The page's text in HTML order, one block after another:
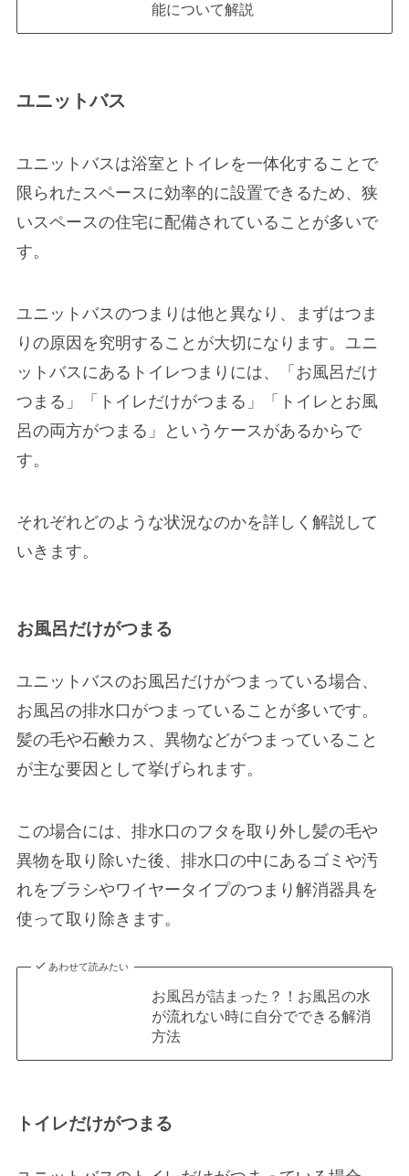
能について解説
ユニットバス
ユニットバスは浴室とトイレを一体化することで
限られたスペースに効率的に設置できるため、狭
いスペースの住宅に配備されていることが多いで
す。
ユニットバスのつまりは他と異なり、まずはつま
りの原因を究明することが大切になります。ユニ
ットバスにあるトイレつまりには、「お風呂だけ
つまる」「トイレだけがつまる」「トイレとお風
呂の両方がつまる」というケースがあるからで
す。
それぞれどのような状況なのかを詳しく解説して
いきます。
お風呂だけがつまる
ユニットバスのお風呂だけがつまっている場合、
お風呂の排水口がつまっていることが多いです。
髪の毛や石鹸カス、異物などがつまっていること
が主な要因として挙げられます。
この場合には、排水口のフタを取り外し髪の毛や
異物を取り除いた後、排水口の中にあるゴミや汚
れをブラシやワイヤータイプのつまり解消器具を
使って取り除きます。
あわせて読みたい
お風呂が詰まった？！お風呂の水
が流れない時に自分でできる解消
方法
トイレだけがつまる